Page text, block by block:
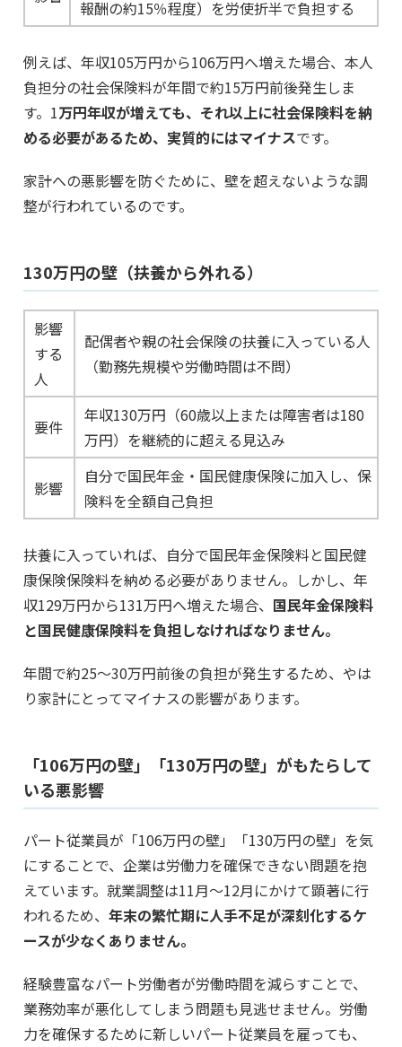
報酬の約15％程度）を労使折半で負担する
例えば、年収105万円から106万円へ増えた場合、本人
負担分の社会保険料が年間で約15万円前後発生しま
す。1万円年収が増えても、それ以上に社会保険料を納
める必要があるため、実質的にはマイナスです。
家計への悪影響を防ぐために、壁を超えないような調
整が行われているのです。
130万円の壁（扶養から外れる）
影響
する
人
配偶者や親の社会保険の扶養に入っている人
（勤務先規模や労働時間は不問）
要件
年収130万円（60歳以上または障害者は180
万円）を継続的に超える見込み
影響
自分で国民年金・国民健康保険に加入し、保
険料を全額自己負担
扶養に入っていれば、自分で国民年金保険料と国民健
康保険保険料を納める必要がありません。しかし、年
収129万円から131万円へ増えた場合、 国民年金保険料
と国民健康保険料を負担しなければなりません。
年間で約25〜30万円前後の負担が発生するため、やは
り家計にとってマイナスの影響があります。
「106万円の壁」「130万円の壁」がもたらして
いる悪影響
パート従業員が「106万円の壁」「130万円の壁」を気
にすることで、企業は労働力を確保できない問題を抱
えています。就業調整は11月～12月にかけて顕著に行
われるため、 年末の繁忙期に人手不足が深刻化するケ
ースが少なくありません。
経験豊富なパート労働者が労働時間を減らすことで、
業務効率が悪化してしまう問題も見逃せません。労働
力を確保するために新しいパート従業員を雇っても、